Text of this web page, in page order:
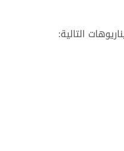
التالية: